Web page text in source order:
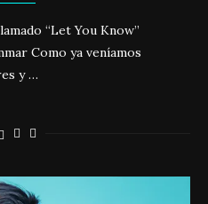
“Let You Know”
Como ya veníamos
y …